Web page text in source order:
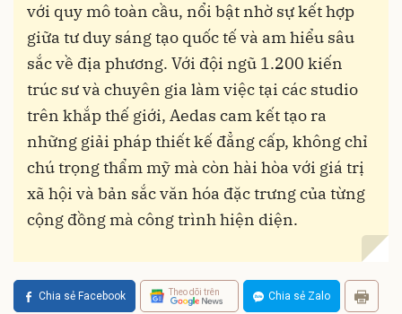
với quy mô toàn cầu, nổi bật nhờ sự kết hợp
giữa tư duy sáng tạo quốc tế và am hiểu sâu
sắc về địa phương. Với đội ngũ 1.200 kiến
trúc sư và chuyên gia làm việc tại các studio
trên khắp thế giới, Aedas cam kết tạo ra
những giải pháp thiết kế đẳng cấp, không chỉ
chú trọng thẩm mỹ mà còn hài hòa với giá trị
xã hội và bản sắc văn hóa đặc trưng của từng
cộng đồng mà công trình hiện diện.
Chia sẻ Facebook Theo dõi trên Chia sẻ Zalo